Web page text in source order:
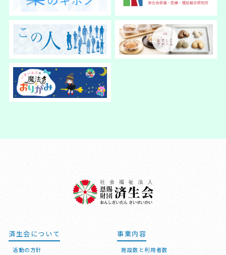
済生会について
活動の方針
事業内容
施設数と利用者数